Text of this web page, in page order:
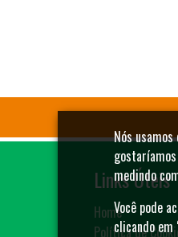
Links Úteis
Home
Política de
Nós
medindo
Você pode
clicando em